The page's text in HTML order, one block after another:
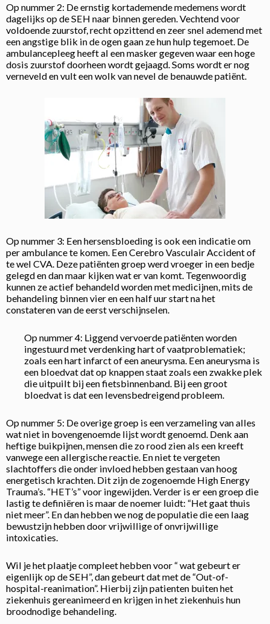
Op nummer 2: De ernstig kortademende medemens wordt
dagelijks op de SEH naar binnen gereden. Vechtend voor
voldoende zuurstof, recht opzittend en zeer snel ademend met
een angstige blik in de ogen gaan ze hun hulp tegemoet. De
ambulancepleeg heeft al een masker gegeven waar een hoge
dosis zuurstof doorheen wordt gejaagd. Soms wordt er nog
verneveld en vult een wolk van nevel de benauwde patiënt.
Op nummer 3: Een hersensbloeding is ook een indicatie om
per ambulance te komen. Een Cerebro Vasculair Accident of
te wel CVA. Deze patiënten groep werd vroeger in een bedje
gelegd en dan maar kijken wat er van komt. Tegenwoordig
kunnen ze actief behandeld worden met medicijnen, mits de
behandeling binnen vier en een half uur start na het
constateren van de eerst verschijnselen.
Op nummer 4: Liggend vervoerde patiënten worden
ingestuurd met verdenking hart of vaatproblematiek;
zoals een hart infarct of een aneurysma. Een aneurysma is
een bloedvat dat op knappen staat zoals een zwakke plek
die uitpuilt bij een fietsbinnenband. Bij een groot
bloedvat is dat een levensbedreigend probleem.
Op nummer 5: De overige groep is een verzameling van alles
wat niet in bovengenoemde lijst wordt genoemd. Denk aan
heftige buikpijnen, mensen die zo rood zien als een kreeft
vanwege een allergische reactie. En niet te vergeten
slachtoffers die onder invloed hebben gestaan van hoog
energetisch krachten. Dit zijn de zogenoemde High Energy
Trauma’s. “HET’s” voor ingewijden. Verder is er een groep die
lastig te definiëren is maar de noemer luidt: “Het gaat thuis
niet meer”. En dan hebben we nog de populatie die een laag
bewustzijn hebben door vrijwillige of onvrijwillige
intoxicaties.
Wil je het plaatje compleet hebben voor “ wat gebeurt er
eigenlijk op de SEH”, dan gebeurt dat met de “Out-of-
hospital-reanimation”. Hierbij zijn patienten buiten het
ziekenhuis gereanimeerd en krijgen in het ziekenhuis hun
broodnodige behandeling.